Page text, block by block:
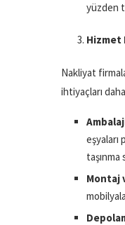
yüzden
Hizmet
Nakliyat
ihtiyaçları
eşyaları
taşınma
Montaj